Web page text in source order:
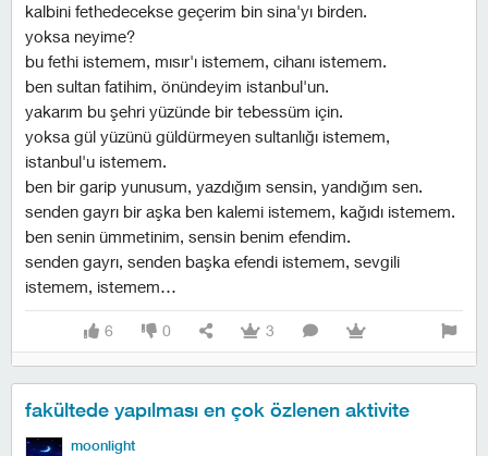
kalbini fethedecekse geçerim bin sina'yı birden.
yoksa neyime?
bu fethi istemem, mısır'ı istemem, cihanı istemem.
ben sultan fatihim, önündeyim i̇stanbul'un.
yakarım bu şehri yüzünde bir tebessüm için.
yoksa gül yüzünü güldürmeyen sultanlığı istemem,
i̇stanbul'u istemem.
ben bir garip yunusum, yazdığım sensin, yandığım sen.
senden gayrı bir aşka ben kalemi istemem, kağıdı istemem.
ben senin ümmetinim, sensin benim efendim.
senden gayrı, senden başka efendi istemem, sevgili
istemem, istemem…
6 0 3
fakültede yapılması en çok özlenen aktivite
moonlight